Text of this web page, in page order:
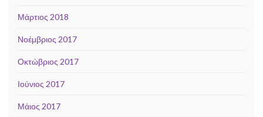
Μάρτιος 2018
Νοέμβριος 2017
Οκτώβριος 2017
Ιούνιος 2017
Μάιος 2017